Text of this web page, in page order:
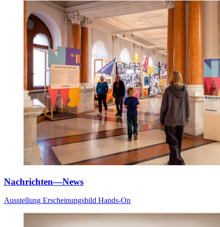
Nachrichten—News
Ausstellung Erscheinungsbild Hands-On